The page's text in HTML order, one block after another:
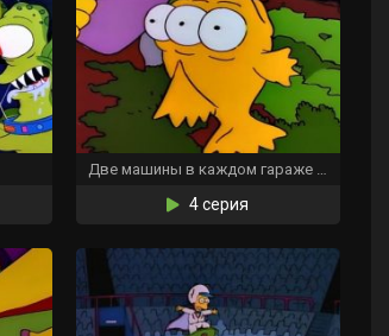
4 серия